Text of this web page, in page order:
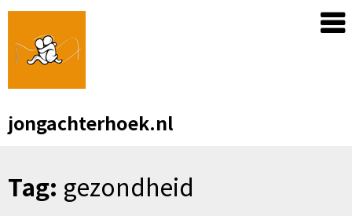
Skip
content
jongachterhoek.nl
Tag: gezondheid